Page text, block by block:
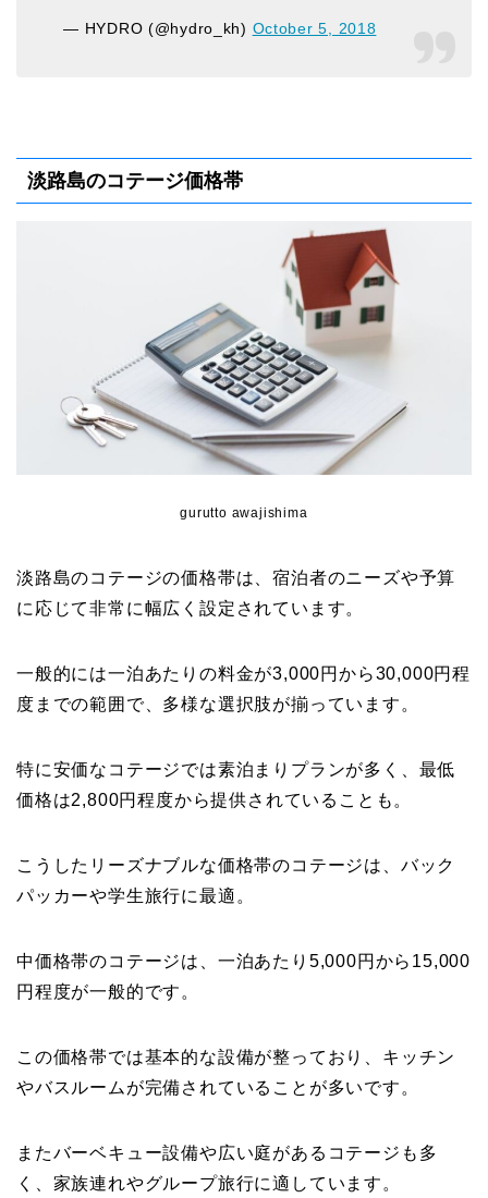
— HYDRO (@hydro_kh) October 5, 2018
淡路島のコテージ価格帯
gurutto awajishima
淡路島のコテージの価格帯は、宿泊者のニーズや予算
に応じて非常に幅広く設定されています。
一般的には一泊あたりの料金が3,000円から30,000円程
度までの範囲で、多様な選択肢が揃っています。
特に安価なコテージでは素泊まりプランが多く、最低
価格は2,800円程度から提供されていることも。
こうしたリーズナブルな価格帯のコテージは、バック
パッカーや学生旅行に最適。
中価格帯のコテージは、一泊あたり5,000円から15,000
円程度が一般的です。
この価格帯では基本的な設備が整っており、キッチン
やバスルームが完備されていることが多いです。
またバーベキュー設備や広い庭があるコテージも多
く、家族連れやグループ旅行に適しています。